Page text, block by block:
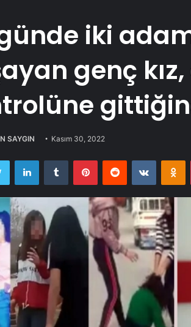
iki
genç
SAYGIN Kasım 30, 2022
Twitter LinkedInTumblr PinterestReddit